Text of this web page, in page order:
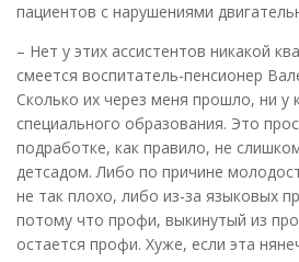
пациентов с нарушениями
– Нет у этих ассистентов никакой
смеется воспитатель-пенсионер
Сколько их через меня прошло, ни у
специального образования. Это
подработке, как правило, не
детсадом. Либо по причине
не так плохо, либо из-за языковых
потому что профи, выкинутый из
остается профи. Хуже, если эта